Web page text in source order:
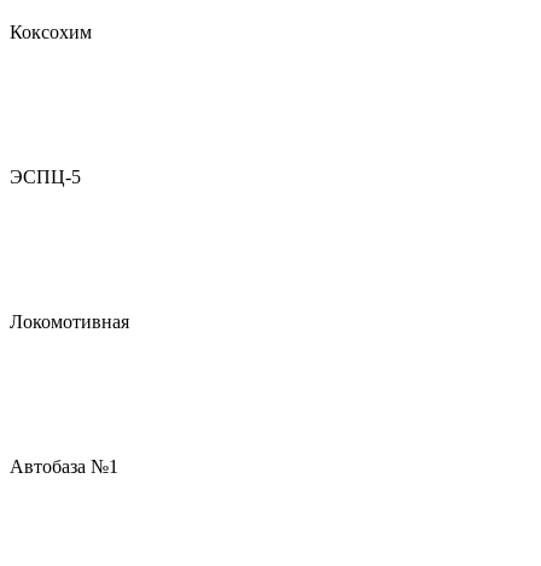
Коксохим
ЭСПЦ-5
Локомотивная
Автобаза №1